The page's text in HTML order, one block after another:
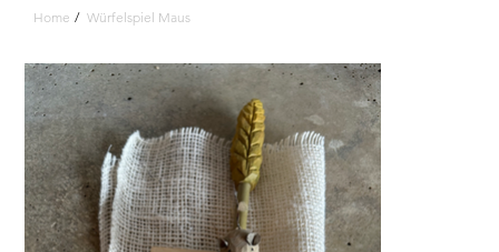
Home / Würfelspiel Maus